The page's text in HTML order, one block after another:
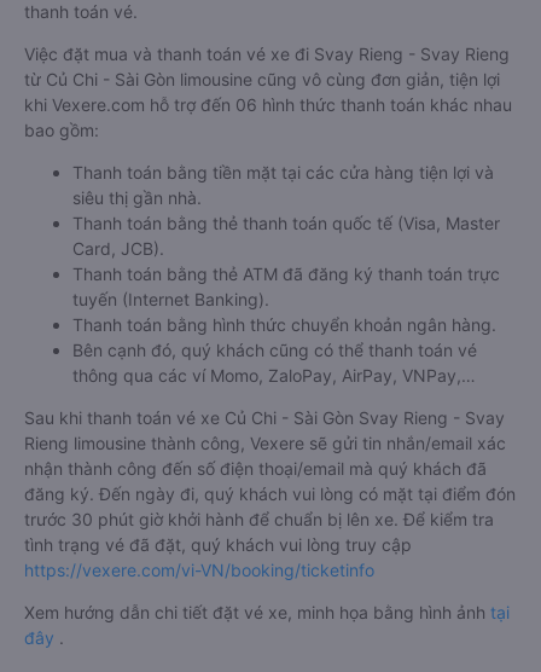
thanh toán vé.
Việc đặt mua và thanh toán vé xe đi Svay Rieng - Svay Rieng
từ Củ Chi - Sài Gòn limousine cũng vô cùng đơn giản, tiện lợi
khi Vexere.com hỗ trợ đến 06 hình thức thanh toán khác nhau
bao gồm:
Thanh toán bằng tiền mặt tại các cửa hàng tiện lợi và
siêu thị gần nhà.
Thanh toán bằng thẻ thanh toán quốc tế (Visa, Master
Card, JCB).
Thanh toán bằng thẻ ATM đã đăng ký thanh toán trực
tuyến (Internet Banking).
Thanh toán bằng hình thức chuyển khoản ngân hàng.
Bên cạnh đó, quý khách cũng có thể thanh toán vé
thông qua các ví Momo, ZaloPay, AirPay, VNPay,…
Sau khi thanh toán vé xe Củ Chi - Sài Gòn Svay Rieng - Svay
Rieng limousine thành công, Vexere sẽ gửi tin nhắn/email xác
nhận thành công đến số điện thoại/email mà quý khách đã
đăng ký. Đến ngày đi, quý khách vui lòng có mặt tại điểm đón
trước 30 phút giờ khởi hành để chuẩn bị lên xe. Để kiểm tra
tình trạng vé đã đặt, quý khách vui lòng truy cập
https://vexere.com/vi-VN/booking/ticketinfo
Xem hướng dẫn chi tiết đặt vé xe, minh họa bằng hình ảnh tại
đây .